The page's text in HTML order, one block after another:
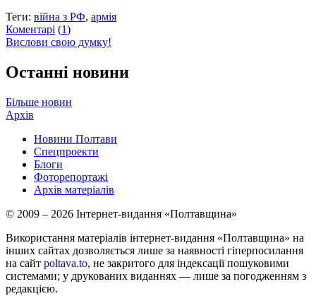
Теги: війна з РФ, армія
Коментарі (1)
Вислови свою думку!
Останні новини
Більше новин
Архів
Новини Полтави
Спецпроекти
Блоги
Фоторепортажі
Архів матеріалів
© 2009 – 2026 Інтернет-видання «Полтавщина»
Використання матеріалів інтернет-видання «Полтавщина» на
інших сайтах дозволяється лише за наявності гіперпосилання
на сайт poltava.to, не закритого для індексації пошуковими
системами; у друкованих виданнях — лише за погодженням з
редакцією.